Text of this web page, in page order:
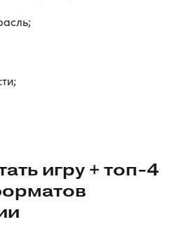
игру + топ-4